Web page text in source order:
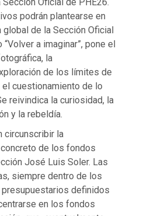
podrán plantearse en
de la Sección Oficial
a imaginar”, pone el
la
de los límites de
cuestionamiento de lo
reivindica la curiosidad, la
y la rebeldía.
circunscribir la
de los fondos
José Luis Soler. Las
siempre dentro de los
definidos
en los fondos